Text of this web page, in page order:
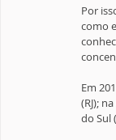
Por
como
Em
(RJ);
do Sul